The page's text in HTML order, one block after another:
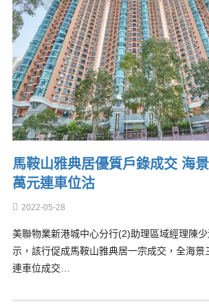
馬鞍山雅典居優質戶錄成交 海
萬元連車位沽
2022-05-28
美聯物業新港城中心分行(2)助理區域經理陳
示，該行促成馬鞍山雅典居一宗成交，全海景
連車位成交…